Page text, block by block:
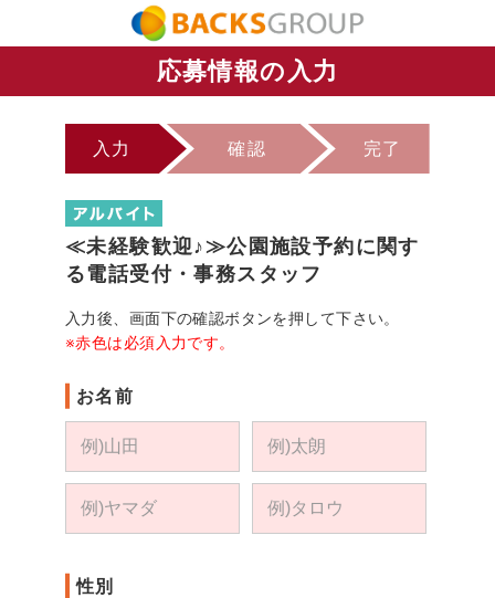
応募情報の入力
入力 確認 完了
≪未経験歓迎♪≫公園施設予約に関す
る電話受付・事務スタッフ
入力後、画面下の確認ボタンを押して下さい。
※赤色は必須入力です。
お名前
性別